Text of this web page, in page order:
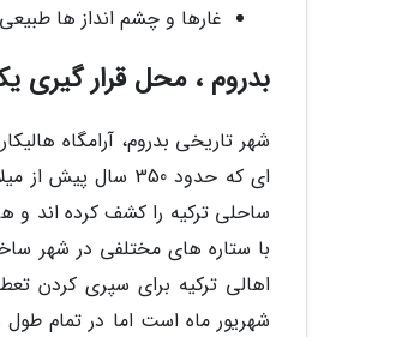
غارها و چشم انداز ها طبیعی
بدروم ، محل قرار گیری
شهر تاریخی بدروم، آرامگاه
ساحلی ترکیه را کشف کرده اند و
با ستاره های مختلفی در شهر
اهالی ترکیه برای سپری کردن
شهریور ماه است اما در تمام